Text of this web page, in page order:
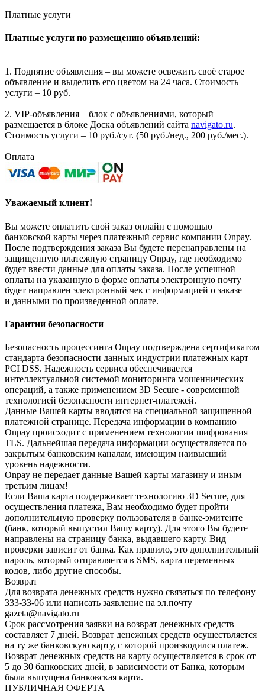
Платные услуги
Платные услуги по размещению объявлений:
1. Поднятие объявления – вы можете освежить своё старое
объявление и выделить его цветом на 24 часа. Стоимость
услуги – 10 руб.
2. VIP-объявления – блок с объявлениями, который
размещается в блоке Доска объявлений сайта navigato.ru.
Стоимость услуги – 10 руб./сут. (50 руб./нед., 200 руб./мес.).
Оплата
Уважаемый клиент!
Вы можете оплатить свой заказ онлайн с помощью
банковской карты через платежный сервис компании Onpay.
После подтверждения заказа Вы будете перенаправлены на
защищенную платежную страницу Onpay, где необходимо
будет ввести данные для оплаты заказа. После успешной
оплаты на указанную в форме оплаты электронную почту
будет направлен электронный чек с информацией о заказе
и данными по произведенной оплате.
Гарантии безопасности
Безопасность процессинга Onpay подтверждена сертификатом
стандарта безопасности данных индустрии платежных карт
PCI DSS. Надежность сервиса обеспечивается
интеллектуальной системой мониторинга мошеннических
операций, а также применением 3D Secure - современной
технологией безопасности интернет-платежей.
Данные Вашей карты вводятся на специальной защищенной
платежной странице. Передача информации в компанию
Onpay происходит с применением технологии шифрования
TLS. Дальнейшая передача информации осуществляется по
закрытым банковским каналам, имеющим наивысший
уровень надежности.
Onpay не передает данные Вашей карты магазину и иным
третьим лицам!
Если Ваша карта поддерживает технологию 3D Secure, для
осуществления платежа, Вам необходимо будет пройти
дополнительную проверку пользователя в банке-эмитенте
(банк, который выпустил Вашу карту). Для этого Вы будете
направлены на страницу банка, выдавшего карту. Вид
проверки зависит от банка. Как правило, это дополнительный
пароль, который отправляется в SMS, карта переменных
кодов, либо другие способы.
Возврат
Для возврата денежных средств нужно связаться по телефону
333-33-06 или написать заявление на эл.почту
gazeta@navigato.ru
Срок рассмотрения заявки на возврат денежных средств
составляет 7 дней. Возврат денежных средств осуществляется
на ту же банковскую карту, с которой производился платеж.
Возврат денежных средств на карту осуществляется в срок от
5 до 30 банковских дней, в зависимости от Банка, которым
была выпущена банковская карта.
ПУБЛИЧНАЯ ОФЕРТА